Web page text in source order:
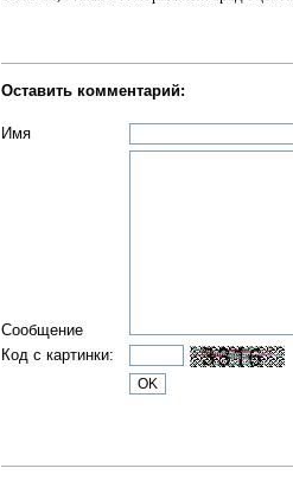
Оставить комментарий:
Имя
Сообщение
Код с картинки: